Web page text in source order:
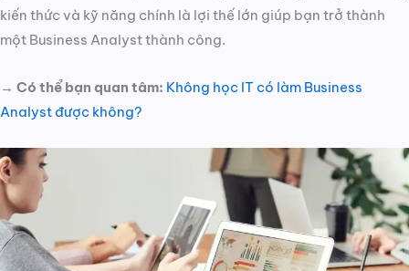
kiến thức và kỹ năng chính là lợi thế lớn giúp bạn trở thành
một Business Analyst thành công.
→ Có thể bạn quan tâm: Không học IT có làm Business
Analyst được không?